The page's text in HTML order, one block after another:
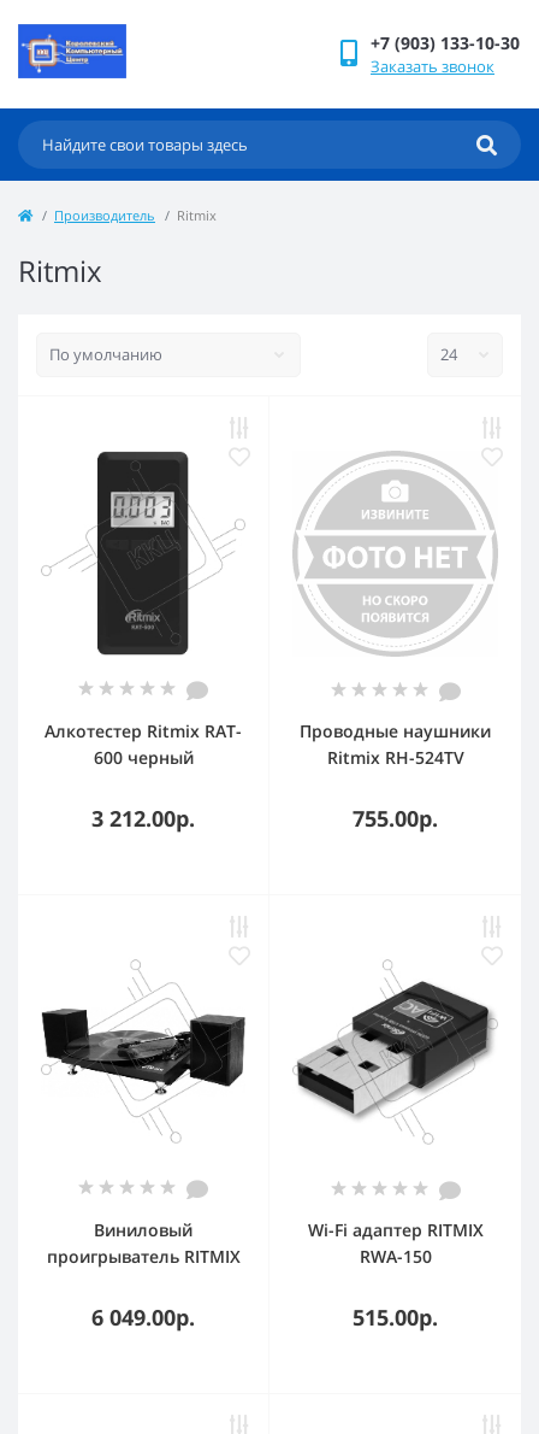
+7 (903) 133-10-30
Заказать звонок
Производитель Ritmix
Ritmix
Алкотестер Ritmix RAT-
600 черный
3 212.00р.
Проводные наушники
Ritmix RH-524TV
полноразмерные, Jack
3.5 мм
755.00р.
Виниловый
проигрыватель RITMIX
6 049.00р.
Wi-Fi адаптер RITMIX
RWA-150
515.00р.